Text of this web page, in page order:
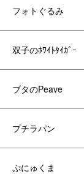
フォトぐるみ
双子のﾎﾜｲﾄﾀｲｶﾞｰ
ブタのPeave
プチラパン
ぷにゅくま